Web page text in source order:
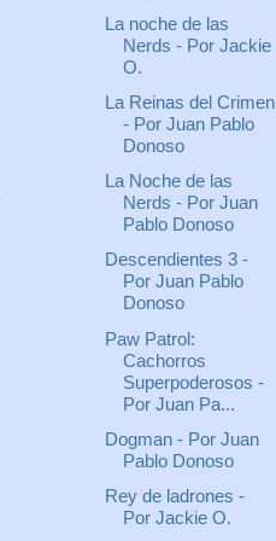
La noche de las
Nerds - Por Jackie
O.
La Reinas del Crimen
- Por Juan Pablo
Donoso
La Noche de las
Nerds - Por Juan
Pablo Donoso
Descendientes 3 -
Por Juan Pablo
Donoso
Paw Patrol:
Cachorros
Superpoderosos -
Por Juan Pa...
Dogman - Por Juan
Pablo Donoso
Rey de ladrones -
Por Jackie O.